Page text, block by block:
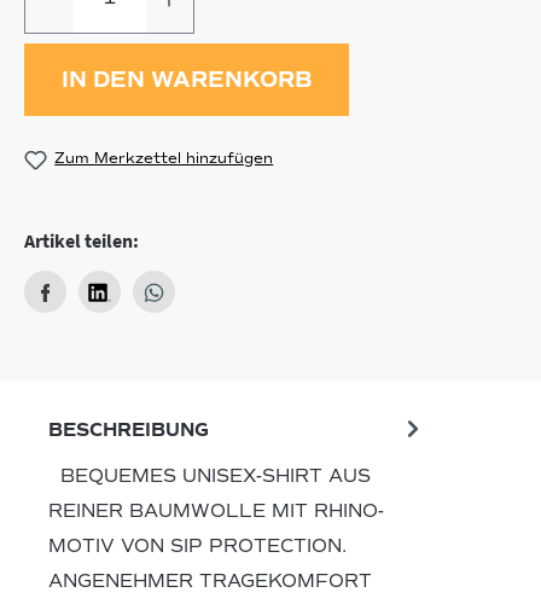
IN DEN WARENKORB
Zum Merkzettel hinzufügen
Artikel teilen:
BESCHREIBUNG
BEQUEMES UNISEX-SHIRT AUS
REINER BAUMWOLLE MIT RHINO-
MOTIV VON SIP PROTECTION.
ANGENEHMER TRAGEKOMFORT